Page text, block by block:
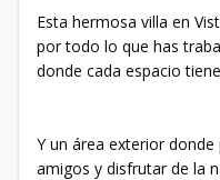
Esta hermosa villa en
por todo lo que has
donde cada espacio
Y un área exterior
amigos y disfrutar de la